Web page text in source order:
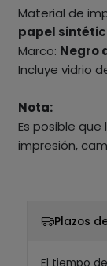
Material de
papel
Marco: Negro
Incluye vidrio
Nota:
Es posible
impresión,
Plazos